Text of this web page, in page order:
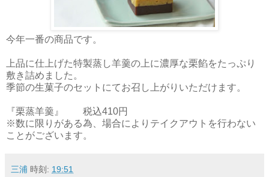
今年一番の商品です。
上品に仕上げた特製蒸し羊羹の上に濃厚な栗餡をたっぷり
敷き詰めました。
季節の生菓子のセットにてお召し上がりいただけます。
『栗蒸羊羹』 税込410円
※数に限りがある為、場合によりテイクアウトを行わない
ことがございます。
三浦 時刻: 19:51